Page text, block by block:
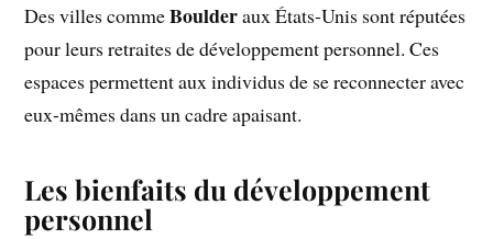
Des villes commeBoulderaux États-Unis sont réputées
pour leurs retraites de développement personnel. Ces
espaces permettent aux individus de se reconnecter avec
eux-mêmes dans un cadre apaisant.
Les bienfaits du développement
personnel